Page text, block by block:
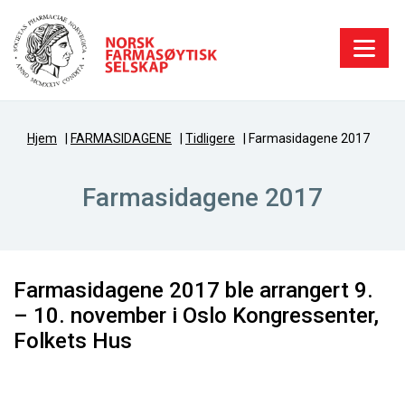
Hjem FARMASIDAGENE Tidligere Farmasidagene 2017
Farmasidagene 2017
Farmasidagene 2017 ble arrangert 9.
– 10. november i Oslo Kongressenter,
Folkets Hus